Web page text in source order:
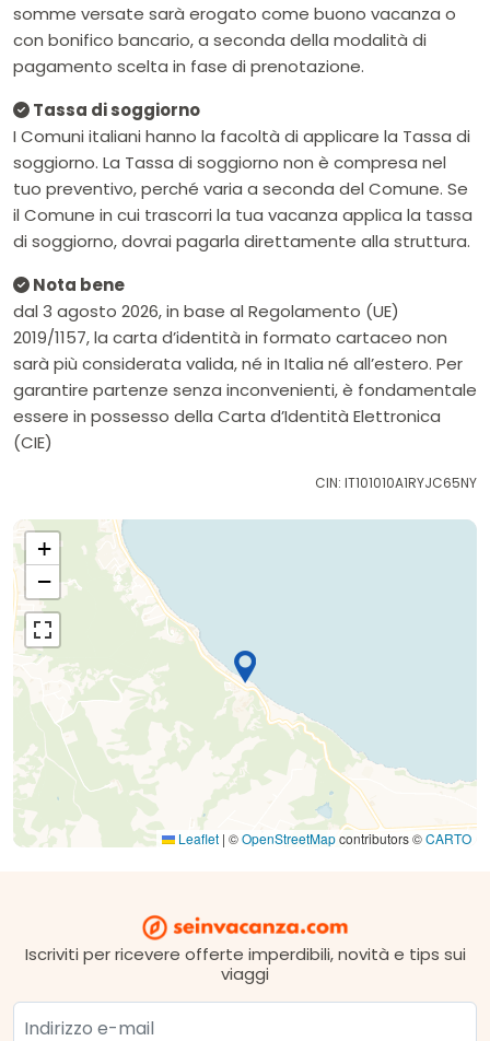
somme versate sarà erogato come buono vacanza o
con bonifico bancario, a seconda della modalità di
pagamento scelta in fase di prenotazione.
Tassa di soggiorno
I Comuni italiani hanno la facoltà di applicare la Tassa di
soggiorno. La Tassa di soggiorno non è compresa nel
tuo preventivo, perché varia a seconda del Comune. Se
il Comune in cui trascorri la tua vacanza applica la tassa
di soggiorno, dovrai pagarla direttamente alla struttura.
Nota bene
dal 3 agosto 2026, in base al Regolamento (UE)
2019/1157, la carta d’identità in formato cartaceo non
sarà più considerata valida, né in Italia né all’estero. Per
garantire partenze senza inconvenienti, è fondamentale
essere in possesso della Carta d’Identità Elettronica
(CIE)
CIN: IT101010A1RYJC65NY
+
−
Leaflet | ©OpenStreetMapcontributors ©CARTO
Iscriviti per ricevere offerte imperdibili, novità e tips sui
viaggi